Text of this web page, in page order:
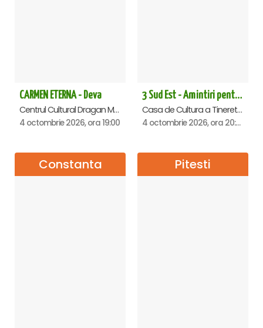
CARMEN ETERNA - Deva
Centrul Cultural Dragan Muntean, Deva
4 octombrie 2026, ora 19:00
3 Sud Est - Amintiri pentru o viata - Slatina
Casa de Cultura a Tineretului, Slatina
4 octombrie 2026, ora 20:00
Constanta Pitesti